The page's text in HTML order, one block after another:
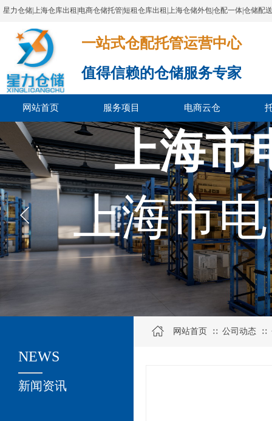
星力仓储|上海仓库出租|电商仓储托管|短租仓库出租|上海仓储外包|仓配一体|仓储配
一站式仓配托管运营中心​​​​​​​​​​​​​​​​​
值得信赖的仓储服务专家
网站首页 服务项目 电商云仓
上海市
上海市
关于我们
新闻资讯
NEWS
网站首页 ∷ 公司动态 ∷